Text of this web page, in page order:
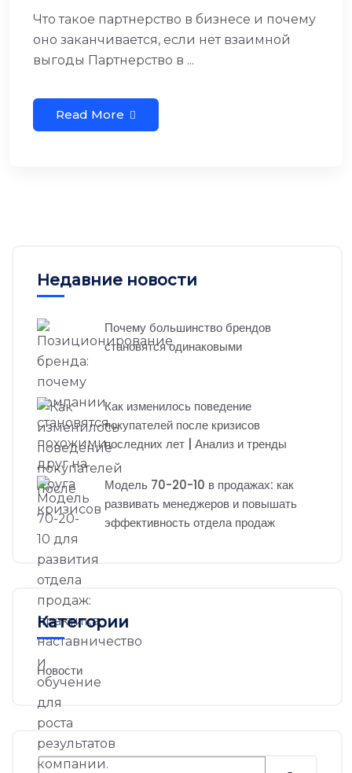
Что такое партнерство в бизнесе и почему
оно заканчивается, если нет взаимной
выгоды Партнерство в ...
Read More
Недавние новости
Почему большинство брендов
становятся одинаковыми
Как изменилось поведение
покупателей после кризисов
последних лет | Анализ и тренды
Модель 70-20-10 в продажах: как
развивать менеджеров и повышать
эффективность отдела продаж
Категории
Новости